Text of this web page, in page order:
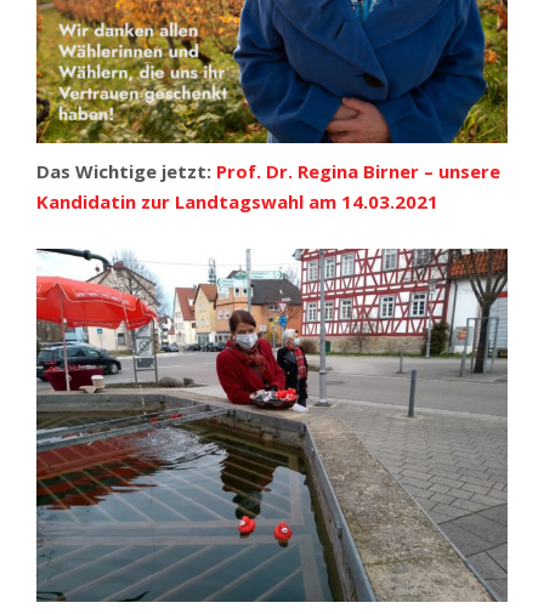
Das Wichtige jetzt: Prof. Dr. Regina Birner – unsere
Kandidatin zur Landtagswahl am 14.03.2021